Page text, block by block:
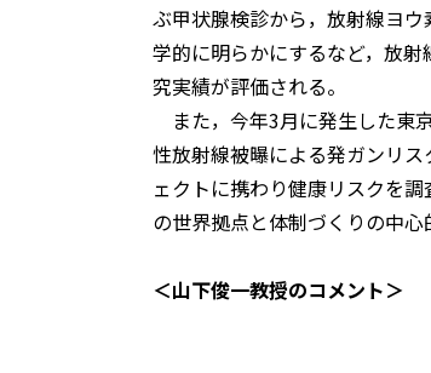
ぶ甲状腺検診から，放射線ヨ
学的に明らかにするなど，放
究実績が評価される。
また，今年3月に発生した東
性放射線被曝による発ガンリ
ェクトに携わり健康リスクを
の世界拠点と体制づくりの中心
＜山下俊一教授のコメ
第１１回朝